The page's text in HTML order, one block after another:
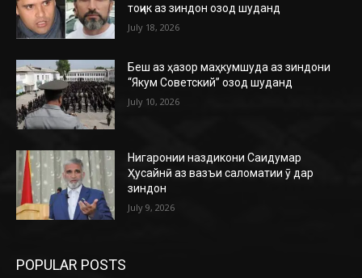
тоҷик аз зиндон озод шуданд
July 18, 2026
Беш аз ҳазор маҳкумшуда аз зиндони
“Якум Советский” озод шуданд
July 10, 2026
Нигаронии наздикони Саидумар
Ҳусайнӣ аз вазъи саломатии ӯ дар
зиндон
July 9, 2026
POPULAR POSTS